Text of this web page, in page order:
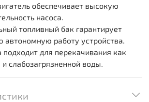
обеспечивает высокую
насоса.
топливный бак гарантирует
автономную работу устройства.
для перекачивания как
и слабозагрязненной воды.